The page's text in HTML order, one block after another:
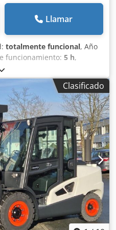
Llamar
totalmente funcional, Año
funcionamiento: 5 h,
, altura de elevación:
, tipo de combustible:
, altura de construcción:
CV), anchura del
de la horquilla:1.200
longitud total:1.991 mm,
, ancho de construcción:
eléctrica de 3 ruedas
500 Anchura de la
horquilla: 35 mm Clase
kg Tipo de mástil: Triplex
Máquina nueva Csdpfxow N
Tipo de neumáticos
de los neumáticos
delanteros Estado: Nuevo
Clasificado